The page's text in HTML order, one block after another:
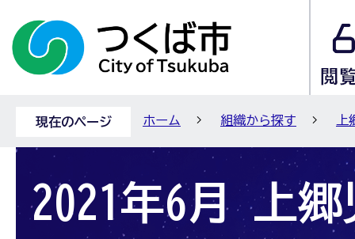
現在のページ ホーム 組織から探す
2021年6月 上